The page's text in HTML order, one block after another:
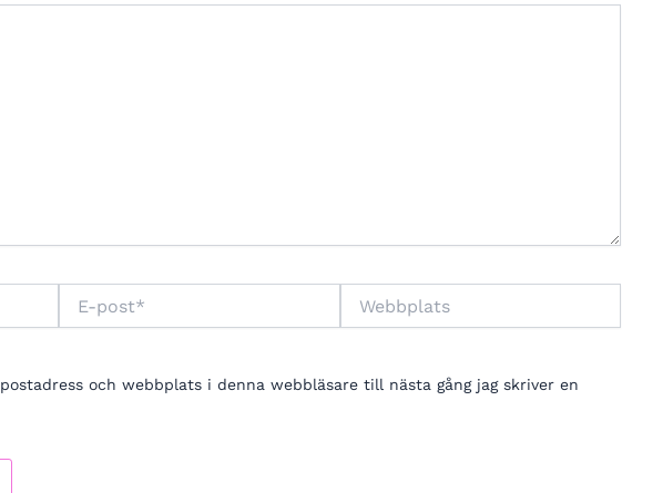
post*
och webbplats i denna webbläsare till nästa gång jag skriver en